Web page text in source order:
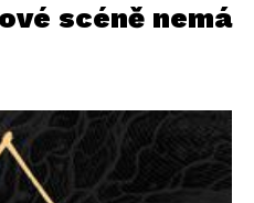
scéně nemá